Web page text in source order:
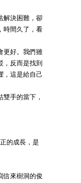
解決困難，卻
時間久了，看
更好。我們雖
，反而是找到
，這是給自己
手的當下，
的成長，是
信來樹洞的俊